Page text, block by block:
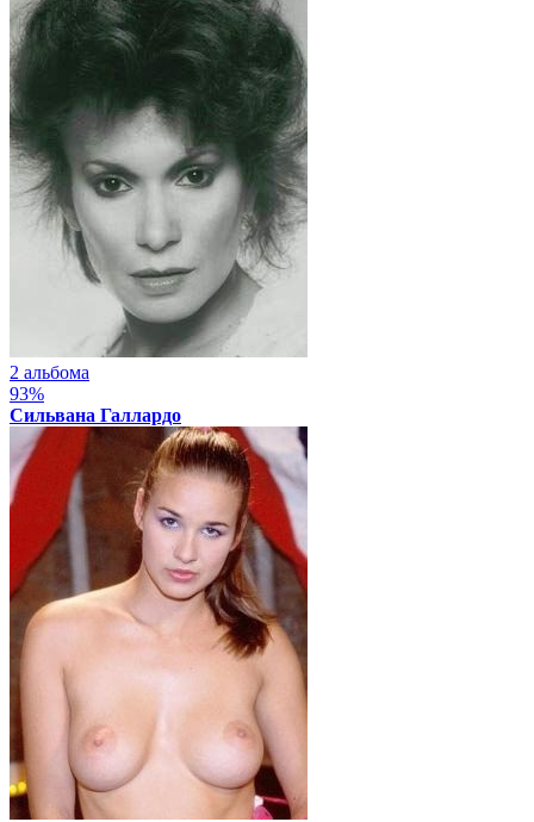
2 альбома
93%
Сильвана Галлардо